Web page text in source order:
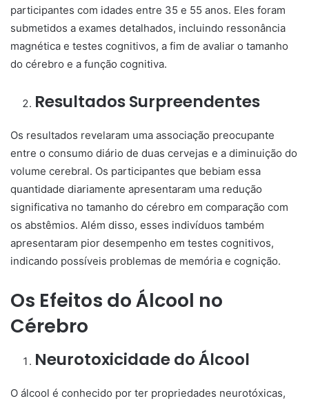
participantes com idades entre 35 e 55 anos. Eles foram
submetidos a exames detalhados, incluindo ressonância
magnética e testes cognitivos, a fim de avaliar o tamanho
do cérebro e a função cognitiva.
Resultados Surpreendentes
Os resultados revelaram uma associação preocupante
entre o consumo diário de duas cervejas e a diminuição do
volume cerebral. Os participantes que bebiam essa
quantidade diariamente apresentaram uma redução
significativa no tamanho do cérebro em comparação com
os abstêmios. Além disso, esses indivíduos também
apresentaram pior desempenho em testes cognitivos,
indicando possíveis problemas de memória e cognição.
Os Efeitos do Álcool no
Cérebro
Neurotoxicidade do Álcool
O álcool é conhecido por ter propriedades neurotóxicas,